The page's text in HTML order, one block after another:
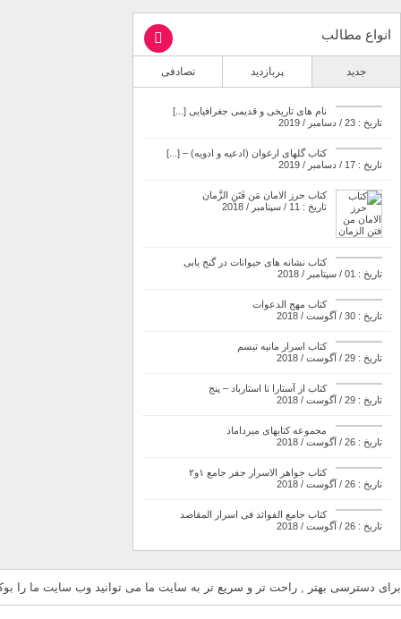
انواع مطالب
جدید پربازدید تصادفی
نام های تاریخی و قدیمی جغرافیایی [...]
تاریخ : 23 / دسامبر / 2019
کتاب گلهای ارغوان (ادعیه و ادویه) – [...]
تاریخ : 17 / دسامبر / 2019
کتاب حرز الامان مَن فَتَنِ الزَّمان
تاریخ : 11 / سپتامبر / 2018
کتاب نشانه های حیوانات در گنج یابی
تاریخ : 01 / سپتامبر / 2018
کتاب مهج الدعوات
تاریخ : 30 / آگوست / 2018
کتاب اسرار مانیه تیسم
تاریخ : 29 / آگوست / 2018
کتاب از آستارا تا استارباد – پنج
تاریخ : 29 / آگوست / 2018
مجموعه کتابهای میرداماد
تاریخ : 26 / آگوست / 2018
کتاب جواهر الاسرار جفر جامع ۱و۲
تاریخ : 26 / آگوست / 2018
کتاب جامع الفوائد فی اسرار المقاصد
تاریخ : 26 / آگوست / 2018
برای دسترسی بهتر , راحت تر و سریع تر به سایت ما می توانید وب سایت ما را